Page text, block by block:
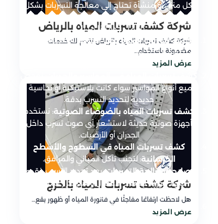
لكل منزل أو منشأة تحتاج إلى معالجة التسربات بشكل
سريع وفعال.
تشمل خدماتنا ما يلي:
كشف تسربات المياه تحت البلاط : باستخدام أجهزة
متطورة لتحديد موقع التسرب بدقة دون الحاجة لكسر
جميع أنواع المواسير سواء كانت بلاستيكية أو نحاسية أو
حديدية لتحديد التسرب بدقة.
كشف تسربات المياه بالضوضاء الصوتية: نستخدم
أجهزة صوتية حديثة لاستشعار أي صوت تسرب داخل
الجدران أو الأرضيات.
كشف تسربات المياه في السطوح والأسطح
الخرسانية: لتجنب تآكل المباني والمرافق.
إصلاح ومعالجة التسربات: بعد تحديد التسرب، نقدم
حلولاً فورية لإصلاح الأعطال ومنع تكرار المشكلة
مستقبلاً.
خدمة الطوارئ
: متوفر لدينا فريق سريع الاستجابة
لمعالجة أي تسربات مفاجئة على مدار الساعة.
شركة كشف تسربات المياه بالرياض
شركة كشف تسربات المياه بالرياض تقدم لك خدمات
مضمونة باستخدام…
عرض المزيد
شركة كشف تسربات المياه بالخرج
هل لاحظت ارتفاعًا مفاجئًا في فاتورة المياه أو ظهور بقع…
عرض المزيد